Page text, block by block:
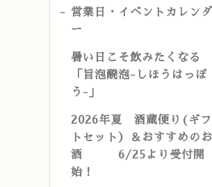
営業日・イベントカレンダ
ー
暑い日こそ飲みたくなる
「旨泡醗泡-しほうはっぽ
う-」
2026年夏 酒蔵便り(ギフ
トセット）＆おすすめのお
酒 6/25より受付開
始！